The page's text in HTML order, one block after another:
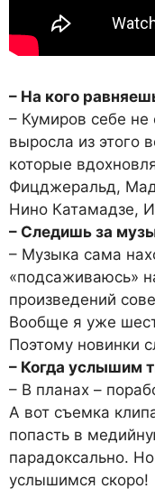
– На кого
– Кумиров себе
выросла из этого
которые
Фицджеральд,
Нино Катамадзе,
– Следишь за
– Музыка сама
«подсаживаюсь»
произведений
Вообще я уже
Поэтому новинки
– Когда услышим
– В планах –
А вот съемка
попасть в
парадоксально.
услышимся скоро!